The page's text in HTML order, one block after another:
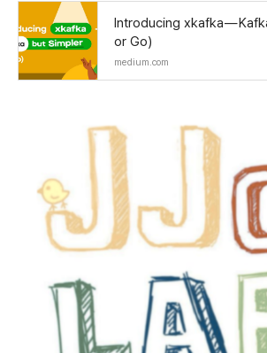
Introducing xkafka —
or Go)
medium.com